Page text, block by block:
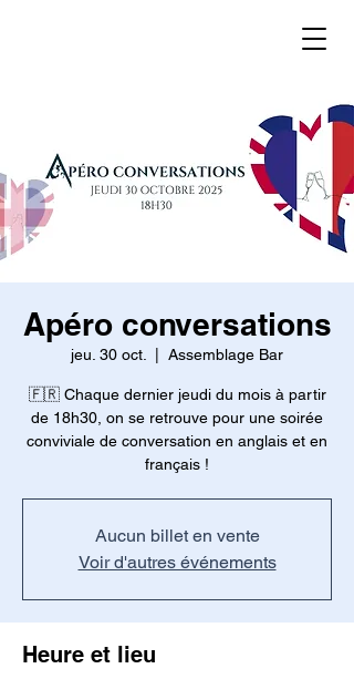
Apéro conversations
jeu. 30 oct. Assemblage Bar
🇫🇷 Chaque dernier jeudi du mois à partir
de 18h30, on se retrouve pour une soirée
conviviale de conversation en anglais et en
français !
Aucun billet en vente
Voir d'autres événements
Heure et lieu